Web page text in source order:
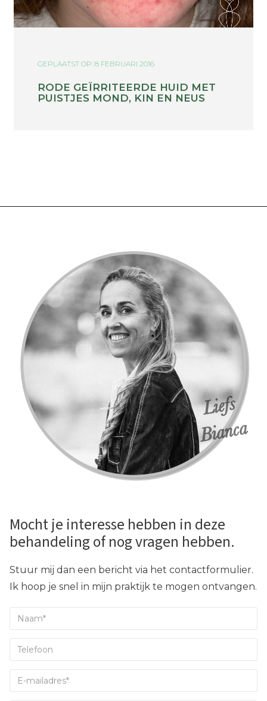
RODE GEÏRRITEERDE HUID MET
PUISTJES MOND, KIN EN NEUS
GEPLAATST OP: 8 FEBRUARI 2016
Mocht je interesse hebben in deze
behandeling of nog vragen hebben.
Stuur mij dan een bericht via het contactformulier.
Ik hoop je snel in mijn praktijk te mogen ontvangen.